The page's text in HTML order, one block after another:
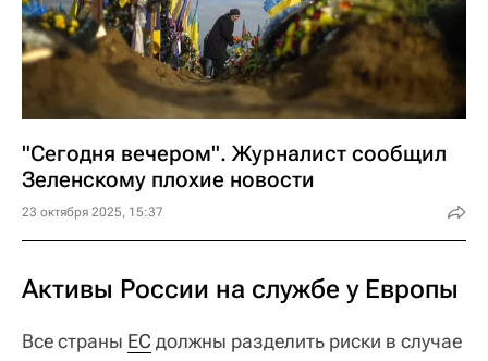
"Сегодня вечером". Журналист сообщил
Зеленскому плохие новости
23 октября 2025, 15:37
Активы России на службе у Европы
Все страны ЕС должны разделить риски в случае